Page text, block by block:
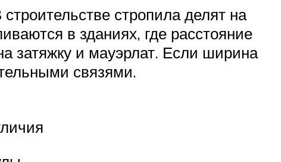
стропила делят на
в зданиях, где расстояние
затяжку и мауэрлат. Если ширина
связями.